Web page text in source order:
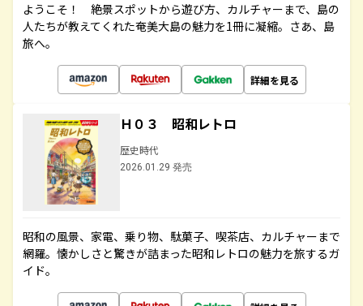
ようこそ！ 絶景スポットから遊び方、カルチャーまで、島の
人たちが教えてくれた奄美大島の魅力を1冊に凝縮。さあ、島
旅へ。
詳細を見る
Ｈ０３ 昭和レトロ
歴史時代
2026.01.29 発売
昭和の風景、家電、乗り物、駄菓子、喫茶店、カルチャーまで
網羅。懐かしさと驚きが詰まった昭和レトロの魅力を旅するガ
イド。